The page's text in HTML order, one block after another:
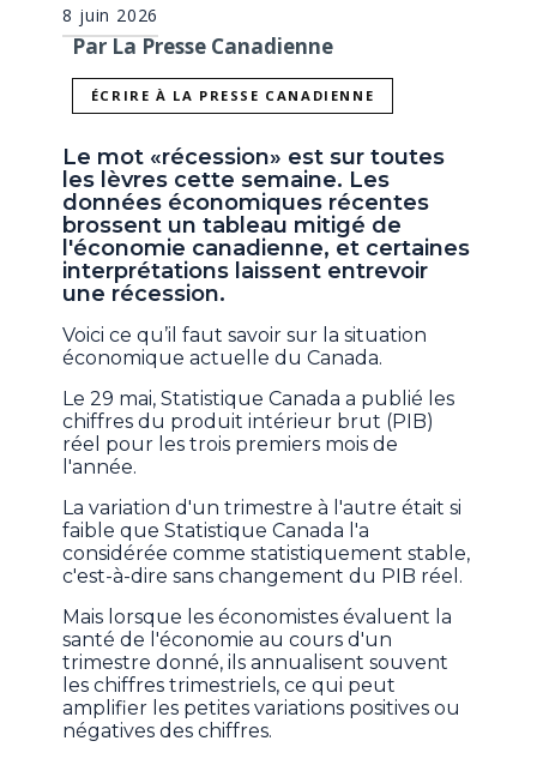
8 juin 2026
Par La Presse Canadienne
ÉCRIRE À LA PRESSE CANADIENNE
Le mot «récession» est sur toutes
les lèvres cette semaine. Les
données économiques récentes
brossent un tableau mitigé de
l'économie canadienne, et certaines
interprétations laissent entrevoir
une récession.
Voici ce qu’il faut savoir sur la situation
économique actuelle du Canada.
Le 29 mai, Statistique Canada a publié les
chiffres du produit intérieur brut (PIB)
réel pour les trois premiers mois de
l'année.
La variation d'un trimestre à l'autre était si
faible que Statistique Canada l'a
considérée comme statistiquement stable,
c'est-à-dire sans changement du PIB réel.
Mais lorsque les économistes évaluent la
santé de l'économie au cours d'un
trimestre donné, ils annualisent souvent
les chiffres trimestriels, ce qui peut
amplifier les petites variations positives ou
négatives des chiffres.